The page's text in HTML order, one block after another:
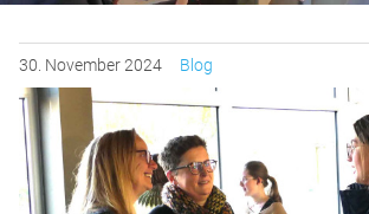
30. November2024 Blog